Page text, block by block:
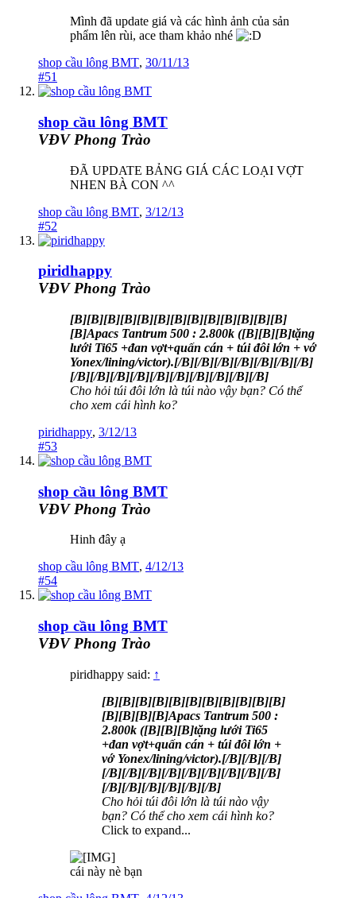
Mình đã update giá và các hình ảnh của sản
phẩm lên rùi, ace tham khảo nhé
shop cầu lông BMT, 30/11/13
#51
shop cầu lông BMT
VĐV Phong Trào
ĐÃ UPDATE BẢNG GIÁ CÁC LOẠI VỢT
NHEN BÀ CON ^^
shop cầu lông BMT, 3/12/13
#52
piridhappy
VĐV Phong Trào
[B][B][B][B][B][B][B][B][B][B][B][B][B]
[B]Apacs Tantrum 500 : 2.800k ([B][B][B]tặng
lưới Ti65 +đan vợt+quấn cán + túi đôi lớn + vớ
Yonex/lining/victor).[/B][/B][/B][/B][/B][/B][/B]
[/B][/B][/B][/B][/B][/B][/B][/B][/B][/B]
Cho hỏi túi đôi lớn là túi nào vậy bạn? Có thể
cho xem cái hình ko?
piridhappy, 3/12/13
#53
shop cầu lông BMT
VĐV Phong Trào
Hinh đây ạ
shop cầu lông BMT, 4/12/13
#54
shop cầu lông BMT
VĐV Phong Trào
piridhappy said: ↑
[B][B][B][B][B][B][B][B][B][B][B]
[B][B][B][B]Apacs Tantrum 500 :
2.800k ([B][B][B]tặng lưới Ti65
+đan vợt+quấn cán + túi đôi lớn +
vớ Yonex/lining/victor).[/B][/B][/B]
[/B][/B][/B][/B][/B][/B][/B][/B][/B]
[/B][/B][/B][/B][/B][/B]
Cho hỏi túi đôi lớn là túi nào vậy
bạn? Có thể cho xem cái hình ko?
Click to expand...
cái này nè bạn